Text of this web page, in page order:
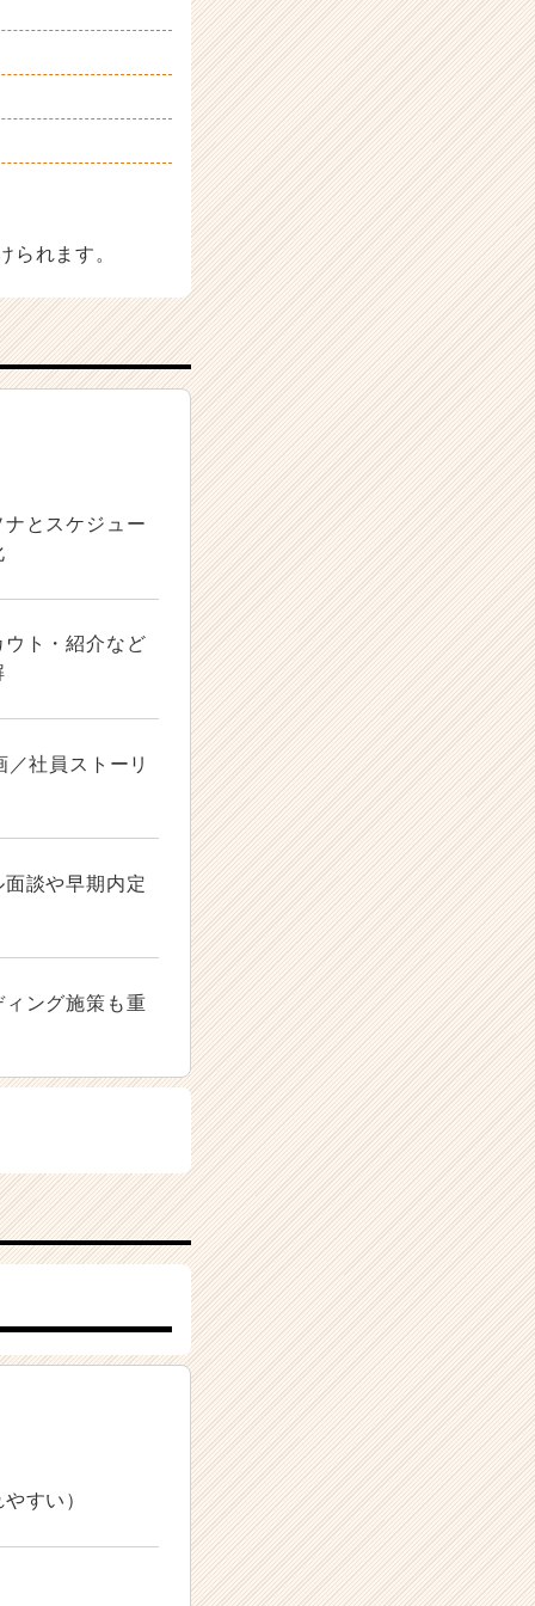
られます。
とスケジュー
ウト・紹介など
社員ストーリ
談や早期内定
ィング施策も重
すい）